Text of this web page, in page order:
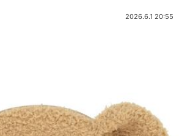
2026.6.1 20:55